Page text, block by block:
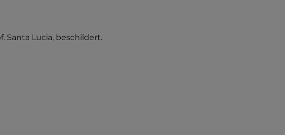
Santa Lucia, beschildert.